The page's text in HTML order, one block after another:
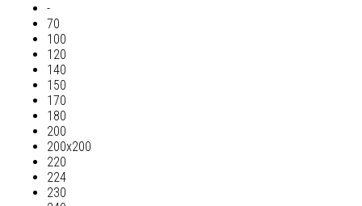
-
70
100
120
140
150
170
180
200
200х200
220
224
230